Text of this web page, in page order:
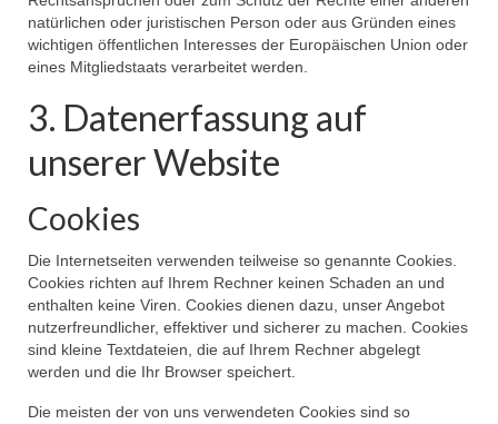
natürlichen oder juristischen Person oder aus Gründen eines
wichtigen öffentlichen Interesses der Europäischen Union oder
eines Mitgliedstaats verarbeitet werden.
3. Datenerfassung auf
unserer Website
Cookies
Die Internetseiten verwenden teilweise so genannte Cookies.
Cookies richten auf Ihrem Rechner keinen Schaden an und
enthalten keine Viren. Cookies dienen dazu, unser Angebot
nutzerfreundlicher, effektiver und sicherer zu machen. Cookies
sind kleine Textdateien, die auf Ihrem Rechner abgelegt
werden und die Ihr Browser speichert.
Die meisten der von uns verwendeten Cookies sind so